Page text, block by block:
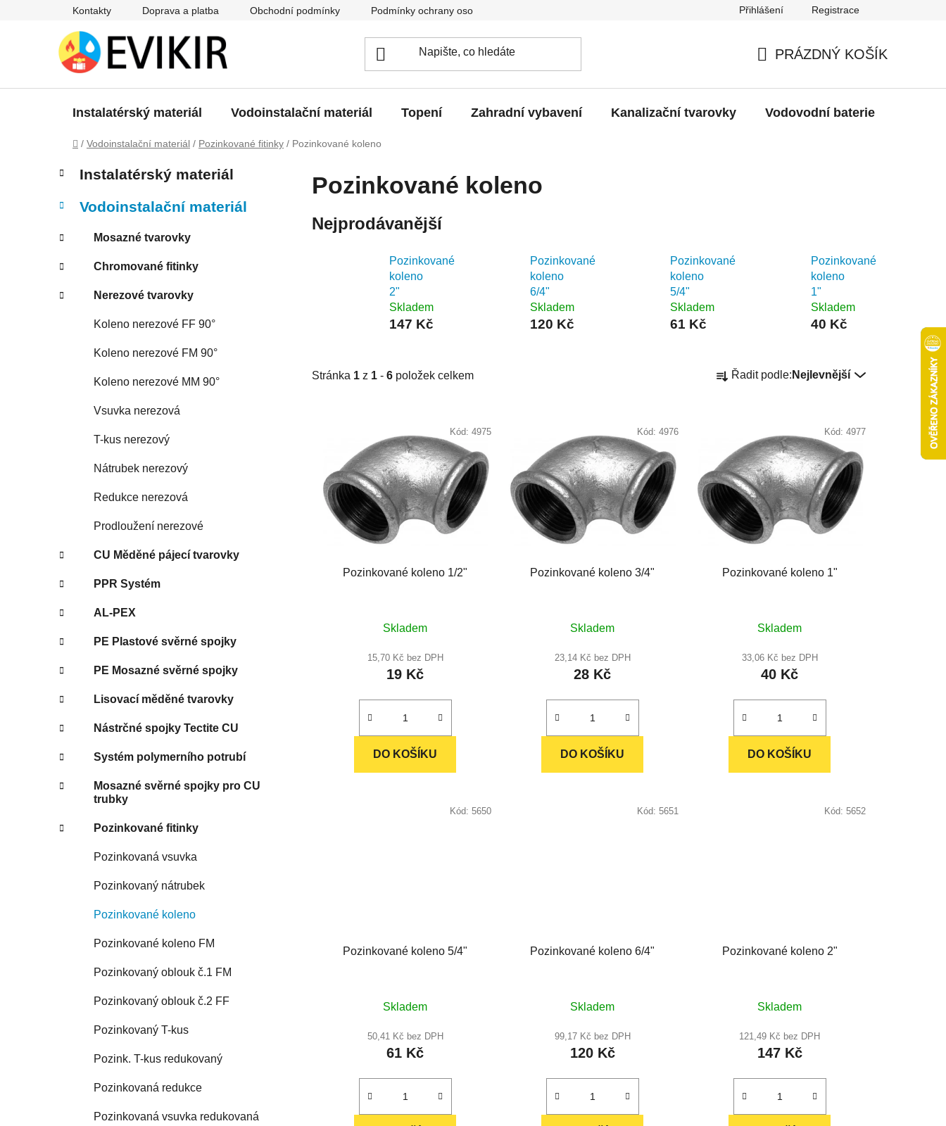
Kontakty Doprava a platba Obchodní podmínky Podmínky ochrany osobních údajů Přihlášení Registrace
KOŠÍK
PRÁZDNÝ KOŠÍK
Instalatérský materiál Vodoinstalační materiál Topení Zahradní vybavení Kanalizační tvarovky Vodovodní baterie
Domů
/ Vodoinstalační materiál / Pozinkované fitinky / Pozinkované koleno
P
s
r
n
n
kategorie
a
e
o
i
e
Instalatérský materiál
Vodoinstalační materiál
Mosazné tvarovky
Chromované fitinky
Nerezové tvarovky
Koleno nerezové FF 90°
Koleno nerezové FM 90°
Koleno nerezové MM 90°
Vsuvka nerezová
T-kus nerezový
Nátrubek nerezový
Redukce nerezová
Prodloužení nerezové
CU Měděné pájecí tvarovky
PPR Systém
AL-PEX
PE Plastové svěrné spojky
PE Mosazné svěrné spojky
Lisovací měděné tvarovky
Nástrčné spojky Tectite CU
Systém polymerního potrubí
Mosazné svěrné spojky pro CU
trubky
Pozinkované fitinky
Pozinkovaná vsuvka
Pozinkovaný nátrubek
Pozinkované koleno
Pozinkované koleno FM
Pozinkovaný oblouk č.1 FM
Pozinkovaný oblouk č.2 FF
Pozinkovaný T-kus
Pozink. T-kus redukovaný
Pozinkovaná redukce
Pozinkovaná vsuvka redukovaná
Pozinkované koleno
Nejprodávanější
Pozinkované
koleno
2"
Skladem
147 Kč
Pozinkované
koleno
6/4"
Skladem
120 Kč
Pozinkované
koleno
5/4"
Skladem
61 Kč
Pozinkované
koleno
1"
Skladem
40 Kč
Stránka 1 z 1 - 6 položek celkem
a
p
r
o
d
k
Řadit podle: Nejlevnější
Pozinkované koleno 1/2"
hodnocení
produktu
je
hvězdiček.
Skladem
15,70 Kč bez DPH
19 Kč
DO KOŠÍKU
Kód: 4975
Pozinkované koleno 3/4"
Skladem
23,14 Kč bez DPH
28 Kč
DO KOŠÍKU
Kód: 4976
Pozinkované koleno 1"
Skladem
33,06 Kč bez DPH
40 Kč
DO KOŠÍKU
Kód: 4977
Pozinkované koleno 5/4"
Skladem
50,41 Kč bez DPH
61 Kč
Kód: 5650
Pozinkované koleno 6/4"
Skladem
99,17 Kč bez DPH
120 Kč
Kód: 5651
Pozinkované koleno 2"
Skladem
121,49 Kč bez DPH
147 Kč
Kód: 5652